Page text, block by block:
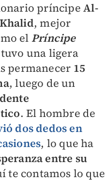
príncipeAl-
, mejor
el Príncipe
una ligera
permanecer 15
, luego de un
. El hombre de
dos dedos en
, lo que ha
entre su
te contamos lo que